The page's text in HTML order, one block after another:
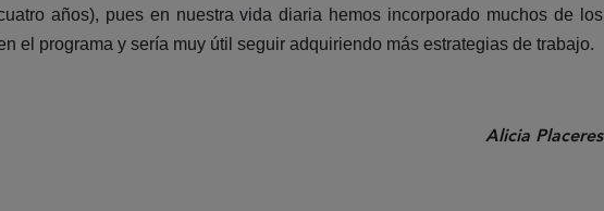
años), pues en nuestra vida diaria hemos incorporado muchos de los
el programa y sería muy útil seguir adquiriendo más estrategias de trabajo.
Alicia Placeres